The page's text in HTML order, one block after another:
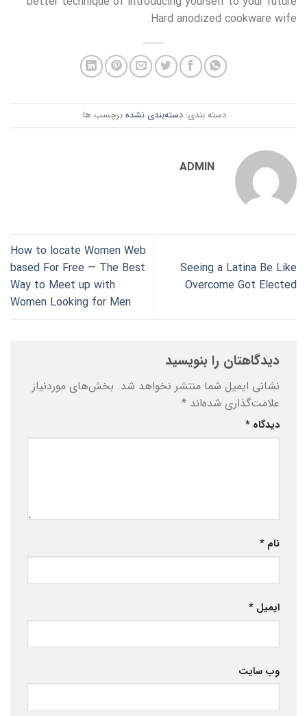
Hard anodized cookware wife.
دسته بندی: دسته‌بندی نشده برچسب ها:
ADMIN
Seeing a Latina Be Like
Overcome Got Elected
How to locate Women Web
based For Free — The Best
Way to Meet up with
Women Looking for Men
دیدگاهتان را بنویسید
نشانی ایمیل شما منتشر نخواهد شد. بخش‌های موردنیاز
علامت‌گذاری شده‌اند *
دیدگاه *
نام *
ایمیل *
وب‌ سایت